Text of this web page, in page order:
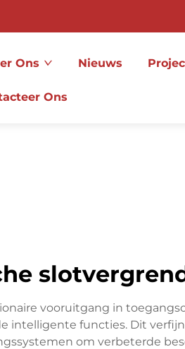
Ons Nieuws
Ons
vooruitgang in
functies. Dit
om verbeterde